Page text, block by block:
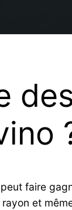
peut faire
et